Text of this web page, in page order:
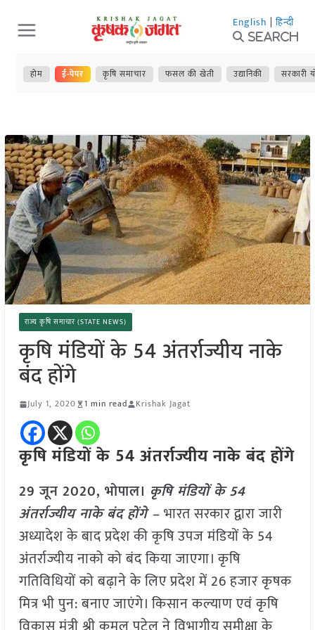
Skip
to
content
English | हिन्दी
Search
होम ई-पेपर कृषि समाचार फसल की खेती उद्यानिकी सरकारी
राज्य कृषि समाचार (STATE NEWS)
कृषि मंडियों के 54 अंतर्राज्यीय नाके
बंद होंगे
July 1, 2020 1 min read Krishak Jagat
कृषि मंडियों के 54 अंतर्राज्यीय नाके बंद होंगे
29 जून 2020, भोपाल। कृषि मंडियों के 54
अंतर्राज्यीय नाके बंद होंगे –भारत सरकार द्वारा जारी
अध्यादेश के बाद प्रदेश की कृषि उपज मंडियों के 54
अंतर्राज्यीय नाको को बंद किया जाएगा। कृषि
गतिविधियों को बढ़ाने के लिए प्रदेश में 26 हजार कृषक
मित्र भी पुन: बनाए जाएंगे। किसान कल्याण एवं कृषि